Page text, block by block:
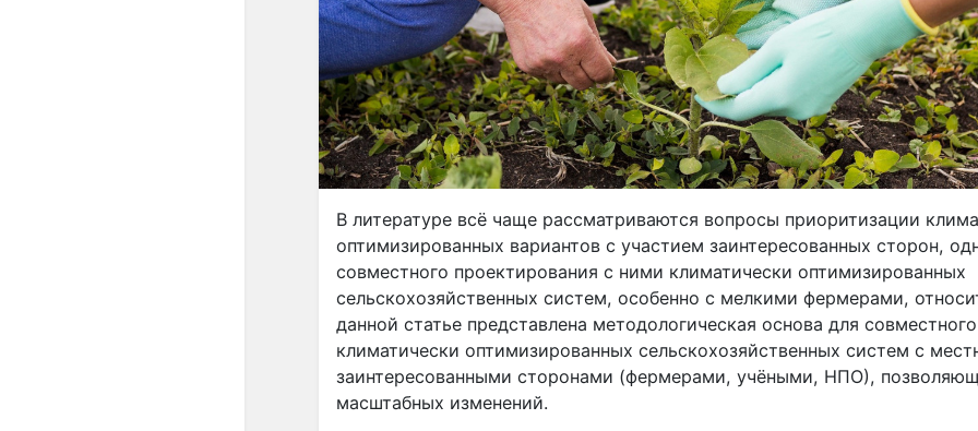
В литературе всё чаще рассматриваются вопросы приоритизации
оптимизированных вариантов с участием заинтересованных сторон,
совместного проектирования с ними климатически оптимизированных
сельскохозяйственных систем, особенно с мелкими фермерами,
данной статье представлена методологическая основа для
климатически оптимизированных сельскохозяйственных систем с
заинтересованными сторонами (фермерами, учёными, НПО),
масштабных изменений.